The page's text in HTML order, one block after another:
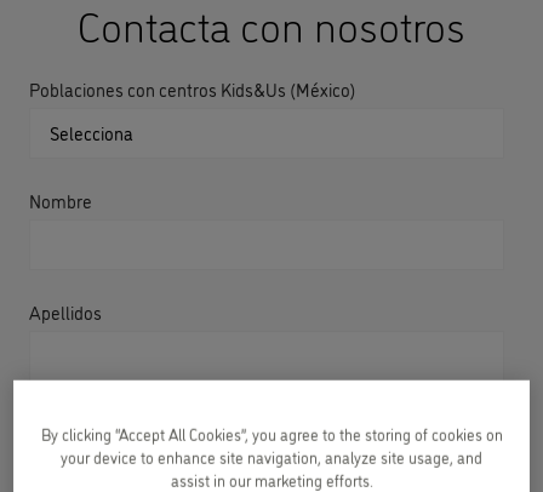
Contacta con nosotros
Poblaciones con centros Kids&Us (México)
Nombre
Apellidos
Correo electrónico
By clicking “Accept All Cookies”, you agree to the storing of cookies on
your device to enhance site navigation, analyze site usage, and
assist in our marketing efforts.